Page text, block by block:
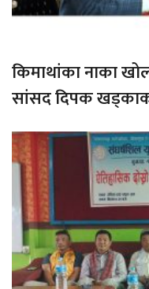
किमाथांका नाका
सांसद दिपक